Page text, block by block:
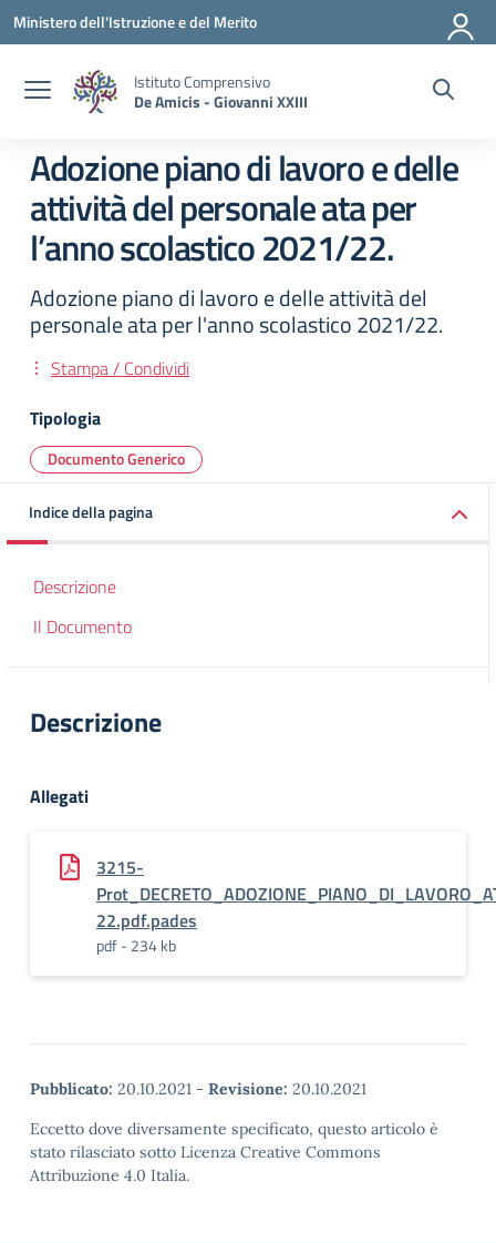
Vai ai contenuti
Vai al menu di navigazione
Vai al footer
Ministero dell'Istruzione e del Merito
Istituto Comprensivo
De Amicis - Giovanni XXIII
Adozione piano di lavoro e delle
attività del personale ata per
l’anno scolastico 2021/22.
Adozione piano di lavoro e delle attività del
personale ata per l'anno scolastico 2021/22.
Stampa / Condividi
Tipologia
Documento Generico
Indice della pagina
Descrizione
Il Documento
Descrizione
Allegati
3215-
22.pdf.pades
pdf - 234 kb
Pubblicato: 20.10.2021 - Revisione: 20.10.2021
Eccetto dove diversamente specificato, questo articolo è
stato rilasciato sotto Licenza Creative Commons
Attribuzione 4.0 Italia.